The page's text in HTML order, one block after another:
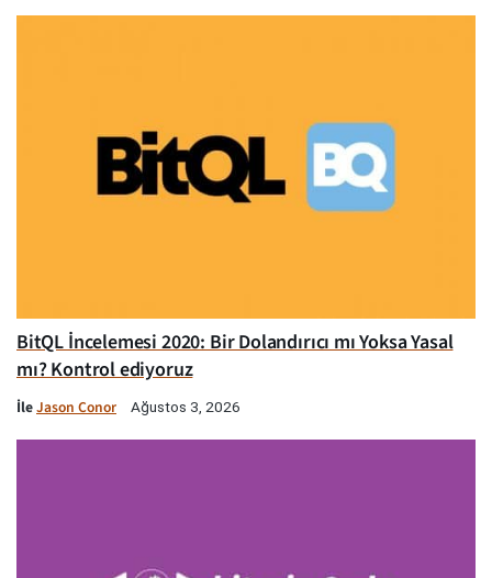
BitQL İncelemesi 2020: Bir Dolandırıcı mı Yoksa Yasal
mı? Kontrol ediyoruz
İleJason Conor Ağustos 3, 2026